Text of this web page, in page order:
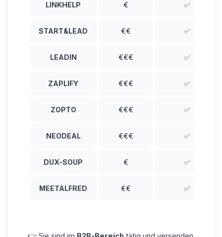
LINKHELP € ✅
START&LEAD €€ ✅
LEADIN €€€ ✅
ZAPLIFY €€€ ✅
ZOPTO €€€ ✅
NEODEAL €€€ ✅
DUX-SOUP € ✅
MEETALFRED €€ ✅